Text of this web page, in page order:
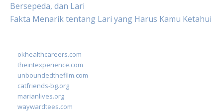
Bersepeda, dan Lari
Fakta Menarik tentang Lari yang Harus Kamu Ketahui
okhealthcareers.com
theintexperience.com
unboundedthefilm.com
catfriends-bg.org
marianlives.org
waywardtees.com